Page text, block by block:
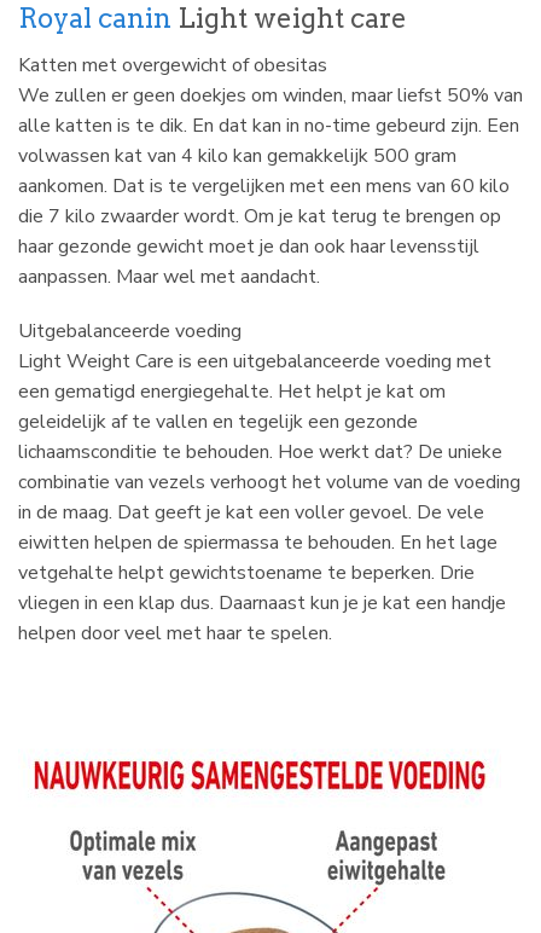
Royal canin Light weight care
Katten met overgewicht of obesitas
We zullen er geen doekjes om winden, maar liefst 50% van
alle katten is te dik. En dat kan in no-time gebeurd zijn. Een
volwassen kat van 4 kilo kan gemakkelijk 500 gram
aankomen. Dat is te vergelijken met een mens van 60 kilo
die 7 kilo zwaarder wordt. Om je kat terug te brengen op
haar gezonde gewicht moet je dan ook haar levensstijl
aanpassen. Maar wel met aandacht.
Uitgebalanceerde voeding
Light Weight Care is een uitgebalanceerde voeding met
een gematigd energiegehalte. Het helpt je kat om
geleidelijk af te vallen en tegelijk een gezonde
lichaamsconditie te behouden. Hoe werkt dat? De unieke
combinatie van vezels verhoogt het volume van de voeding
in de maag. Dat geeft je kat een voller gevoel. De vele
eiwitten helpen de spiermassa te behouden. En het lage
vetgehalte helpt gewichtstoename te beperken. Drie
vliegen in een klap dus. Daarnaast kun je je kat een handje
helpen door veel met haar te spelen.